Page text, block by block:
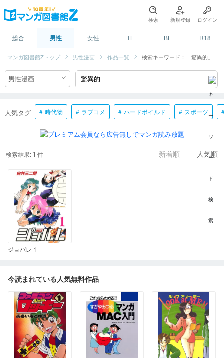
検索 新規登録 ログイン
総合 男性 女性 TL BL R18
マンガ図書館Zトップ 男性漫画 作品一覧 検索キーワード：「驚異的」
人気タグ 時代物 ラブコメ ハードボイルド スポーツ
検索結果:1 件 新着順 人気順
ジョバレ 1
今読まれている人気無料作品